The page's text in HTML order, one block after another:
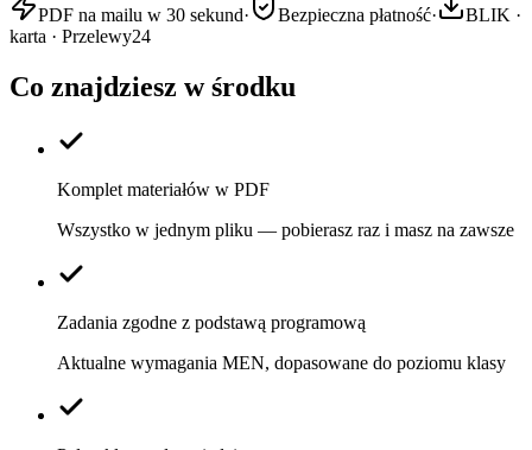
PDF na mailu w 30 sekund· Bezpieczna płatność·
BLIK ·
karta · Przelewy24
Co znajdziesz w środku
Komplet materiałów w PDF
Wszystko w jednym pliku — pobierasz raz i masz na zawsze
Zadania zgodne z podstawą programową
Aktualne wymagania MEN, dopasowane do poziomu klasy